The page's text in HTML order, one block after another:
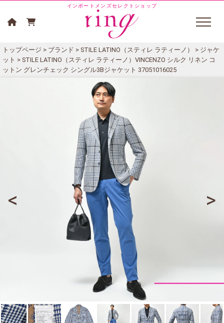
インポートメンズセレクトショップ
トップページ > ブランド > STILE LATINO（スティレ ラティーノ） > ジャケ
ット > STILE LATINO（スティレ ラティーノ）VINCENZO シルク リネン コ
ットン グレンチェック シングル3Bジャケット 37051016025